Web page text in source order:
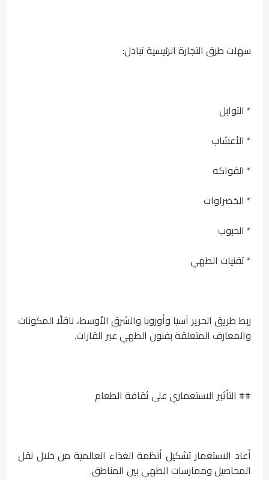
سهلت طرق التجارة الرئيسية تبادل:
* التوابل
* الأعشاب
* الفواكه
* الخضراوات
* الحبوب
* تقنيات الطهي
ربط طريق الحرير آسيا وأوروبا والشرق الأوسط، ناقلًا المكونات
والمعارف المتعلقة بفنون الطهي عبر القارات.
## التأثير الاستعماري على ثقافة الطعام
أعاد الاستعمار تشكيل أنظمة الغذاء العالمية من خلال نقل
المحاصيل وممارسات الطهي بين المناطق.